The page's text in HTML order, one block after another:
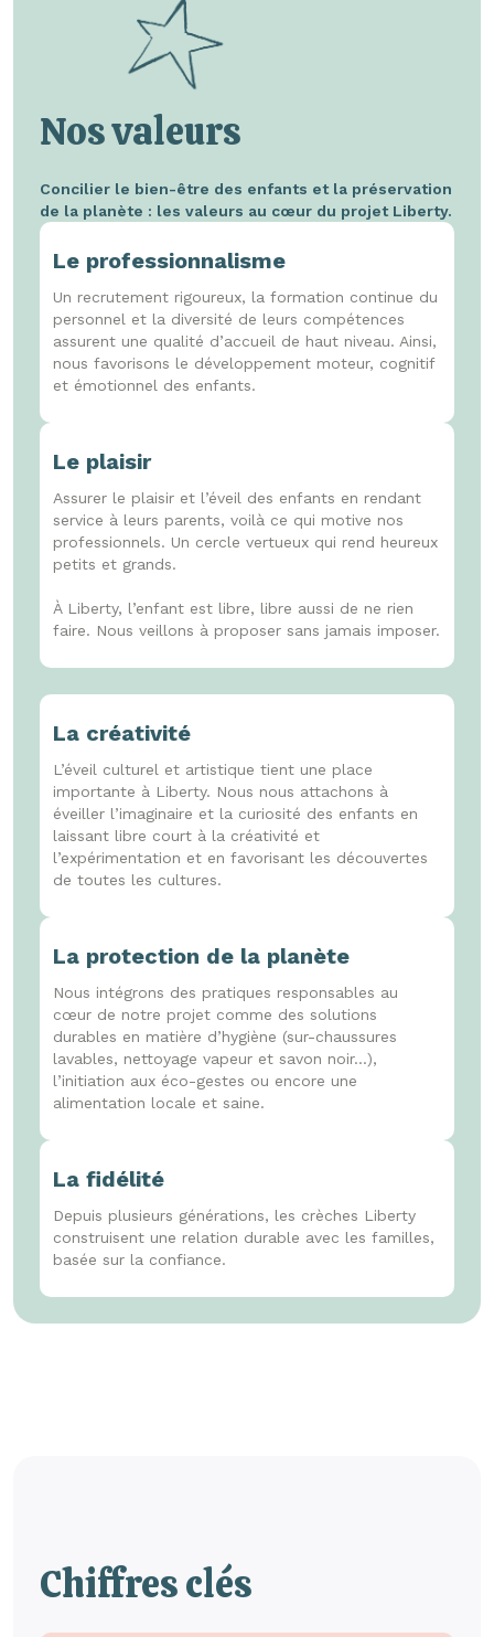
Nos valeurs
Concilier le bien-être des enfants et la préservation
de la planète : les valeurs au cœur du projet Liberty.
Le professionnalisme
Un recrutement rigoureux, la formation continue du
personnel et la diversité de leurs compétences
assurent une qualité d’accueil de haut niveau. Ainsi,
nous favorisons le développement moteur, cognitif
et émotionnel des enfants.
Le plaisir
Assurer le plaisir et l’éveil des enfants en rendant
service à leurs parents, voilà ce qui motive nos
professionnels. Un cercle vertueux qui rend heureux
petits et grands.
À Liberty, l’enfant est libre, libre aussi de ne rien
faire. Nous veillons à proposer sans jamais imposer.
La créativité
L’éveil culturel et artistique tient une place
importante à Liberty. Nous nous attachons à
éveiller l’imaginaire et la curiosité des enfants en
laissant libre court à la créativité et
l’expérimentation et en favorisant les découvertes
de toutes les cultures.
La protection de la planète
Nous intégrons des pratiques responsables au
cœur de notre projet comme des solutions
durables en matière d’hygiène (sur-chaussures
lavables, nettoyage vapeur et savon noir...),
l’initiation aux éco-gestes ou encore une
alimentation locale et saine.
La fidélité
Depuis plusieurs générations, les crèches Liberty
construisent une relation durable avec les familles,
basée sur la confiance.
Chiffres clés